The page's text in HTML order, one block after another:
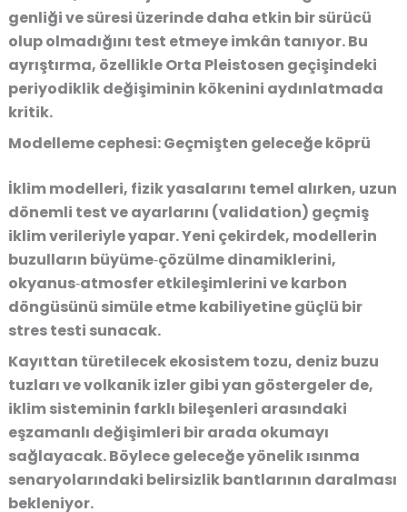
genliği ve süresi üzerinde daha etkin bir sürücü
olup olmadığını test etmeye imkân tanıyor. Bu
ayrıştırma, özellikle Orta Pleistosen geçişindeki
periyodiklik değişiminin kökenini aydınlatmada
kritik.
Modelleme cephesi: Geçmişten geleceğe köprü
İklim modelleri, fizik yasalarını temel alırken, uzun
dönemli test ve ayarlarını (validation) geçmiş
iklim verileriyle yapar. Yeni çekirdek, modellerin
buzulların büyüme‑çözülme dinamiklerini,
okyanus‑atmosfer etkileşimlerini ve karbon
döngüsünü simüle etme kabiliyetine güçlü bir
stres testi sunacak.
Kayıttan türetilecek ekosistem tozu, deniz buzu
tuzları ve volkanik izler gibi yan göstergeler de,
iklim sisteminin farklı bileşenleri arasındaki
eşzamanlı değişimleri bir arada okumayı
sağlayacak. Böylece geleceğe yönelik ısınma
senaryolarındaki belirsizlik bantlarının daralması
bekleniyor.